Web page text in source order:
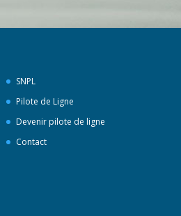
SNPL
Pilote de Ligne
Devenir pilote de ligne
Contact